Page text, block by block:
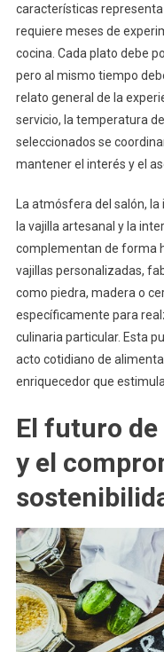
características
requiere meses de
cocina. Cada plato debe
pero al mismo tiempo
relato general de la
servicio, la temperatura
seleccionados se
mantener el interés y el
La atmósfera del salón,
la vajilla artesanal y la
complementan de forma
vajillas personalizadas,
como piedra, madera o
específicamente para
culinaria particular. Esta
acto cotidiano de
enriquecedor que
El futuro
y el